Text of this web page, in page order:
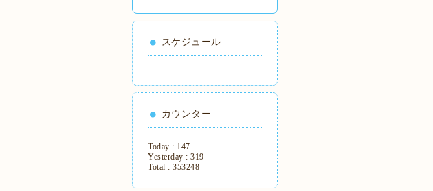
スケジュール
カウンター
Today : 147
Yesterday : 319
Total : 353248